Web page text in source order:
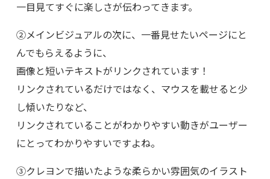
一目見てすぐに楽しさが伝わってきます。
②メインビジュアルの次に、一番見せたいページにと
んでもらえるように、
画像と短いテキストがリンクされています！
リンクされているだけではなく、マウスを載せると少
し傾いたりなど、
リンクされていることがわかりやすい動きがユーザー
にとってわかりやすいですよね。
③クレヨンで描いたような柔らかい雰囲気のイラスト